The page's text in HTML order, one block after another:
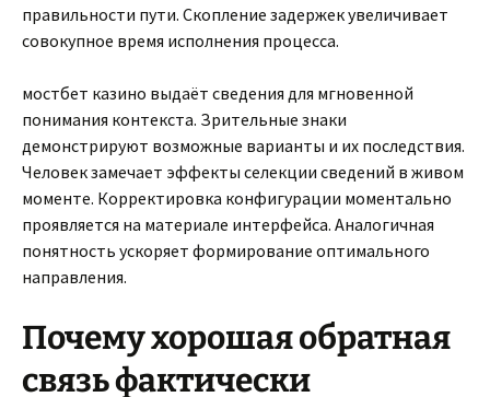
правильности пути. Скопление задержек увеличивает
совокупное время исполнения процесса.
мостбет казино выдаёт сведения для мгновенной
понимания контекста. Зрительные знаки
демонстрируют возможные варианты и их последствия.
Человек замечает эффекты селекции сведений в живом
моменте. Корректировка конфигурации моментально
проявляется на материале интерфейса. Аналогичная
понятность ускоряет формирование оптимального
направления.
Почему хорошая обратная
связь фактически